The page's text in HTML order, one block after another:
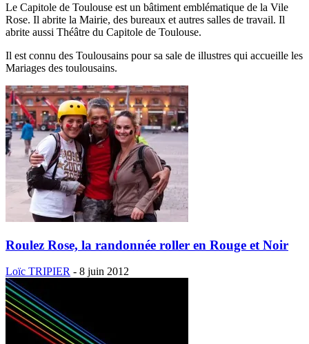
Le Capitole de Toulouse est un bâtiment emblématique de la Vile
Rose. Il abrite la Mairie, des bureaux et autres salles de travail. Il
abrite aussi Théâtre du Capitole de Toulouse.
Il est connu des Toulousains pour sa sale de illustres qui accueille les
Mariages des toulousains.
Roulez Rose, la randonnée roller en Rouge et Noir
Loïc TRIPIER - 8 juin 2012